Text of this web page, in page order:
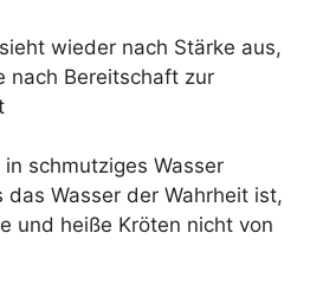
wieder nach Stärke aus,
nach Bereitschaft zur
schmutziges Wasser
das Wasser der Wahrheit ist,
und heiße Kröten nicht von